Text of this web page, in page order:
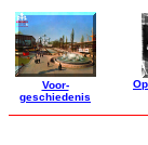
Voor-
geschiedenis